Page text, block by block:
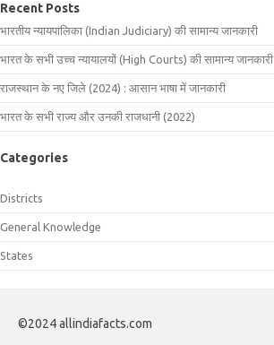
Recent Posts
भारतीय न्यायपालिका (Indian Judiciary) की सामान्य जानकारी
भारत के सभी उच्च न्यायालयों (High Courts) की सामान्य जानकारी
राजस्थान के नए जिले (2024) : आसान भाषा में जानकारी
भारत के सभी राज्य और उनकी राजधानी (2022)
Categories
Districts
General Knowledge
States
©2024 allindiafacts.com